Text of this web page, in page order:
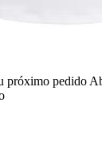
próximo pedido